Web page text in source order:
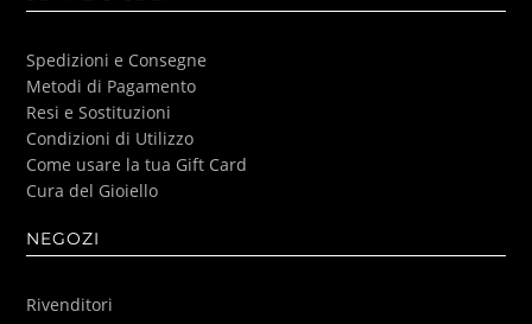
Spedizioni e Consegne
Metodi di Pagamento
Resi e Sostituzioni
Condizioni di Utilizzo
Come usare la tua Gift Card
Cura del Gioiello
NEGOZI
Rivenditori